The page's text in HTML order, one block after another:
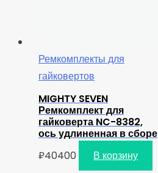
Ремкомплекты для
гайковертов
MIGHTY SEVEN
Ремкомплект для
гайковерта NC-8382,
ось удлиненная в сборе
₽40400 В корзину